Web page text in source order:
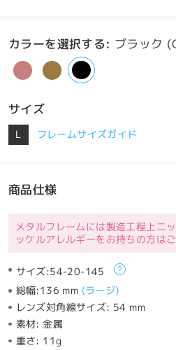
カラーを選択する: ブラック
サイズ
L フレームサイズガイド
商品仕様
メタルフレームには製造工程上ニ
ッケルアレルギーをお持ちの方は
サイズ:54-20-145
総幅:136 mm (ラージ)
レンズ対角線サイズ: 54 mm
素材:金属
重さ: 11g